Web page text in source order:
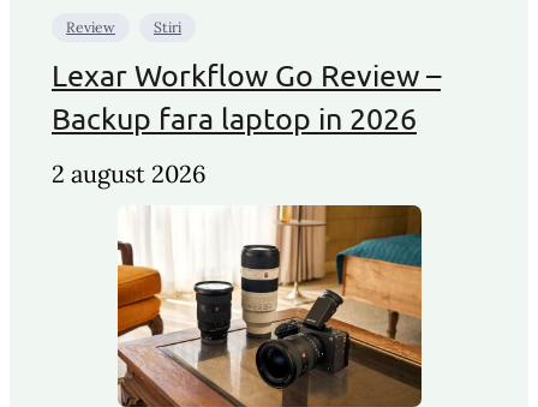
Review Stiri
Lexar Workflow Go Review –
Backup fara laptop in 2026
2 august 2026